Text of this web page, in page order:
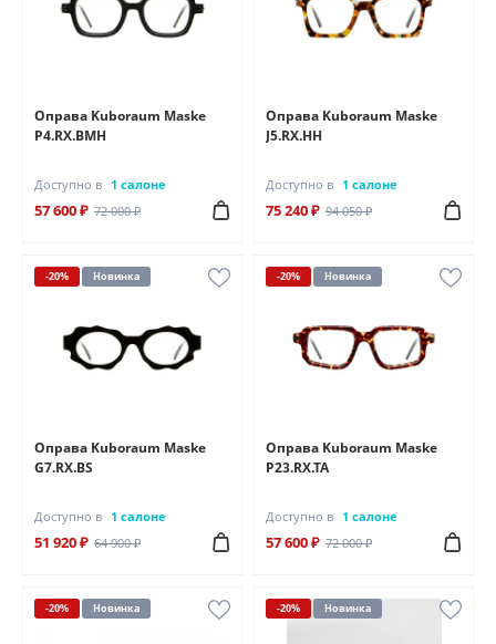
Оправа Kuboraum Maske
P4.RX.BMH
Доступно в 1 салоне
57 600 ₽ 72 000 ₽
Оправа Kuboraum Maske
J5.RX.HH
Доступно в 1 салоне
75 240 ₽ 94 050 ₽
-20% Новинка
Оправа Kuboraum Maske
G7.RX.BS
Доступно в 1 салоне
51 920 ₽ 64 900 ₽
-20% Новинка
Оправа Kuboraum Maske
P23.RX.TA
Доступно в 1 салоне
57 600 ₽ 72 000 ₽
-20% Новинка -20% Новинка